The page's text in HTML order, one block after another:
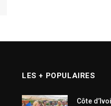
LES + POPULAIRES
Côte